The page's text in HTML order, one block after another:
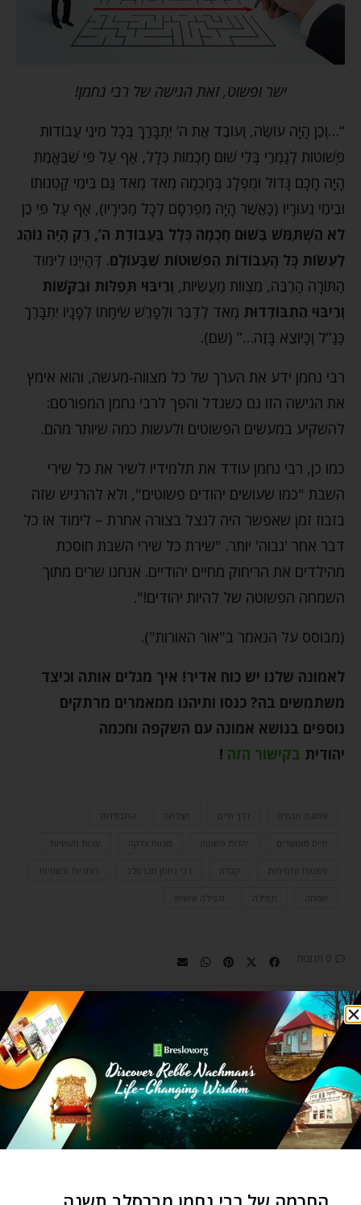
ישר ופשוט, זאת הגישה של רבי נחמן!
“…וְכֵן הָיָה עוֹשֶׂה, וְעוֹבֵד אֶת ה’ יִתְבָּרַךְ בְּכָל מִינֵי עֲבוֹדוֹת
פְּשׁוּטוֹת לְגַמְרֵי בְּלִי שׁוּם חָכְמוֹת כְּלָל, אַף עַל פִּי שֶׁבֶּאֱמֶת
הָיָה חָכָם גָּדוֹל וּמֻפְלָג בְּחָכְמָה מְאֹד מְאֹד גַּם בִּימֵי קַטְנוּתוֹ
וּבִימֵי נְעוּרָיו (כַּאֲשֶׁר הָיָה מְפֻרְסָם לְכָל מַכִּירָיו), אַף עַל פִּי כֵן
לֹא הִשְׁתַּמֵּשׁ בְּשׁוּם חָכְמָה כְּלָל בַּעֲבוֹדַת ה’, רַק הָיָה נוֹהֵג
לַעֲשׂוֹת כָּל הָעֲבוֹדוֹת הַפְּשׁוּטוֹת שֶׁבָּעוֹלָם. דְּהַייְנוּ לִימּוּד
הַתּוֹרָה הַרְבֵּה, מִצְווֹת מַעֲשִׂיּוֹת, וְרִיבּוּי תְּפִלּוֹת וּבַקָּשׁוֹת
וְרִיבּוּי הִתְבּוֹדְדוּת מְאֹד לְדַבֵּר וּלְפָרֵשׁ שִׂיחָתוֹ לְפָנָיו יִתְבָּרַךְ
כַּנַּ”ל וְכַיּוֹצֵא בָּזֶה…” (שם).
רבי נחמן ידע את הערך של כל מצווה-מעשה, והוא אימץ
את הגישה הזו גם כשגדל והפך לרבי נחמן המפורסם:
להשקיע במעשים הפשוטים ולעשות כמה שיותר מהם.
כמו כן, רבי נחמן עודד את תלמידיו לשיר את כל שירי
השבת "כמו שעושים יהודים פשוטים", ולא להרגיש שזה
בזבוז זמן שאפשר היה לנצל בצורה אחרת – לימוד או כל
דבר אחר 'גבוה' יותר. "שירת כל שירי השבת חוסכת
מהילדים את הריחוק מחיים יהודיים. אנחנו שרים מתוך
השמחה הפשוטה של להיות יהודים!".
(מבוסס על הנאמר ב"אור האורות").
לאמונה שלנו יש כוח אדיר! איך מגלים אותה וכיצד
משתמשים בה? כנסו ותיהנו ממאמרים מרתקים
נוספים בנושא אמונה עם השקפה וחכמה
יהודית בקישור הזה !
אמונת חכמים דרך חיים הצלחה התבודדות
חיים מאושרים יהדות פשוטה מצוות צדקה עצות מעשיות
פשטות ותמימות רבי נחמן מברסלב רוחניות וגשמיות
שמחה תפילה תפילה אישית
0 תגובות
YEHUDIS GOLSHEVSKY
Yehudis in her own words: When I
first began learning Rebbe
Nachman’s teachings with my
husband and other teachers, I felt